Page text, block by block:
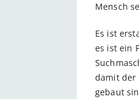
Mensch
Es ist
es ist ein
damit der
gebaut